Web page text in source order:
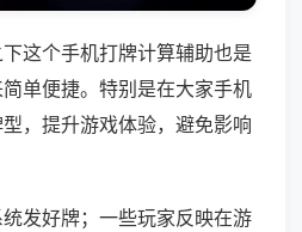
这个手机打牌计算辅助也是
单便捷。特别是在大家手机
，提升游戏体验，避免影响
发好牌；一些玩家反映在游